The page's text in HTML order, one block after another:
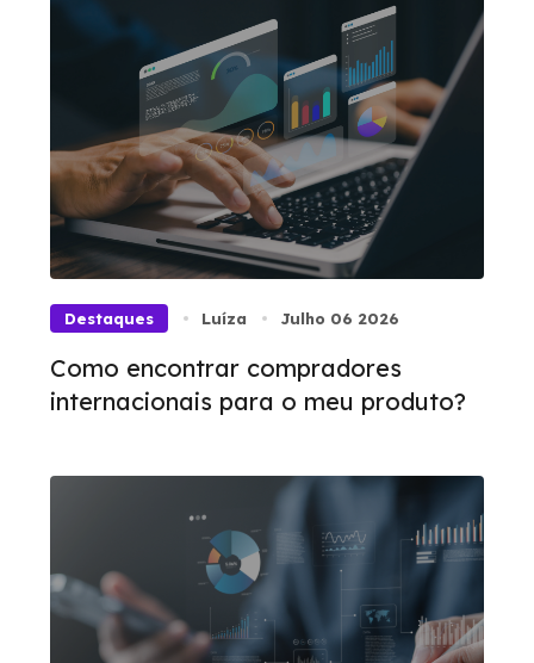
Destaques Luíza Julho 06 2026
Como encontrar compradores
internacionais para o meu produto?